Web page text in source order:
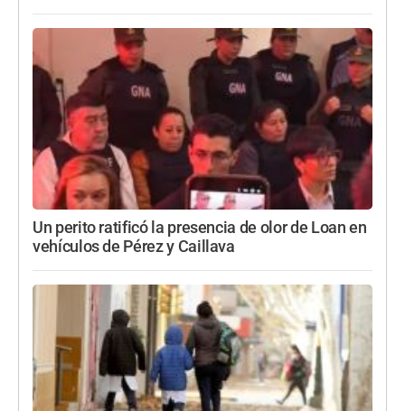
Un perito ratificó la presencia de olor de Loan en
vehículos de Pérez y Caillava